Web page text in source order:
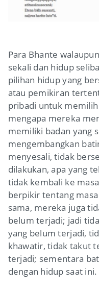
Para Bhante
sekali dan hidup
pilihan hidupyang
atau pemikiran
pribadi untuk memilih
mengapa mereka
memiliki badan yang
mengembangkan
menyesali, tidak
dilakukan, apa yang
tidak kembali ke
berpikir tentang
sama, mereka juga
belum terjadi; jadi
yang belum terjadi,
khawatir, tidak takut
terjadi; sementara
dengan hidup saat ini.